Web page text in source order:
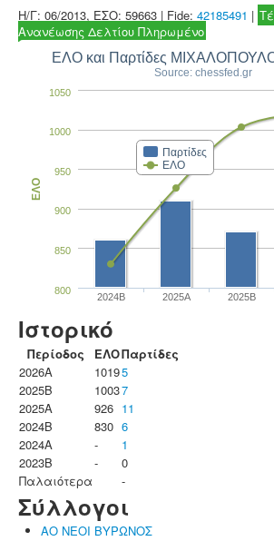
Η/Γ: 06/2013, ΕΣΟ: 59663 | Fide: 42185491 |
Ανανέωσης Δελτίου Πληρωμένο
ΕΛΟ και Παρτίδες
Source: chessfed.gr
Παρτίδες
ΕΛΟ
2024B 2025A 2025B
800
850
900
950
1000
1050
ΕΛΟ
Ιστορικό
Περίοδος ΕΛΟΠαρτίδες
2026A
10195
2025B
10037
2025A
926 11
2024B
830 6
2024A
-
1
2023B
-
0
Παλαιότερα
-
Σύλλογοι
ΑΟ ΝΕΟΙ ΒΥΡΩΝΟΣ